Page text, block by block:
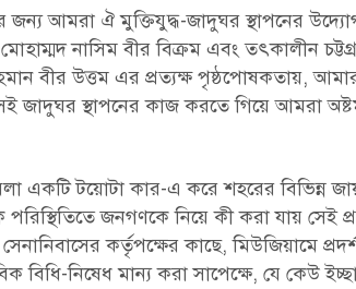
জন্য আমরা ঐ মুক্তিযুদ্ধ-জাদুঘর স্থাপনের
নাসিম বীর বিক্রম এবং তৎকালীন
বীর উত্তম এর প্রত্যক্ষ পৃষ্ঠপোষকতায়, আমার
জাদুঘর স্থাপনের কাজ করতে গিয়ে আমরা
একটি টয়োটা কার-এ করে শহরের বিভিন্ন
জনগণকে নিয়ে কী করা যায় সেই
কর্তৃপক্ষের কাছে, মিউজিয়ামে
বিধি-নিষেধ মান্য করা সাপেক্ষে, যে কেউ